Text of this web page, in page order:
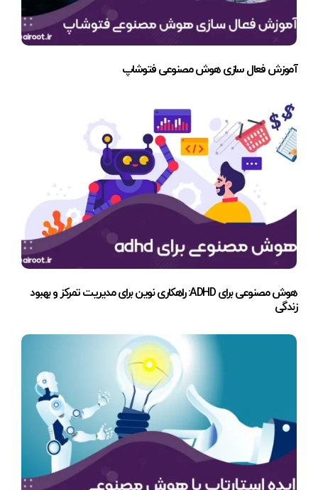
آموزش فعال سازی هوش مصنوعی فتوشاپ
هوش مصنوعی برای ADHD: راهکاری نوین برای مدیریت تمرکز و بهبود
زندگی